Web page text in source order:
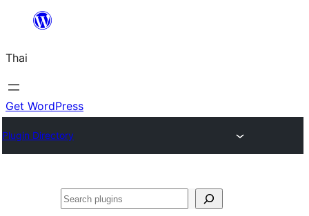
ยัง
เนื้อหา
Thai
Get WordPress
Plugin Directory
ค้นหา